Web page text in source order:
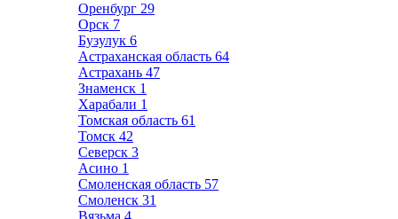
Оренбург 29
Орск 7
Бузулук 6
Астраханская область 64
Астрахань 47
Знаменск 1
Харабали 1
Томская область 61
Томск 42
Северск 3
Асино 1
Смоленская область 57
Смоленск 31
Вязьма 4